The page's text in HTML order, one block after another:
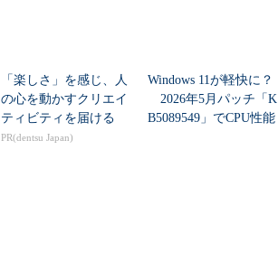
「楽しさ」を感じ、人
の心を動かすクリエイ
ティビティを届ける
PR(dentsu Japan)
Windows 11が軽快に？
2026年5月パッチ「K
B5089549」でCPU性能